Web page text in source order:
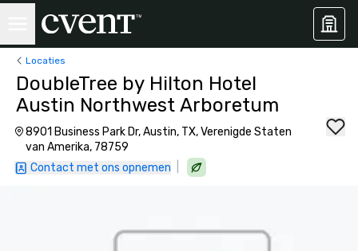
Locaties
DoubleTree by Hilton Hotel
Austin Northwest Arboretum
8901 Business Park Dr, Austin, TX, Verenigde Staten
van Amerika, 78759
Contact met ons opnemen